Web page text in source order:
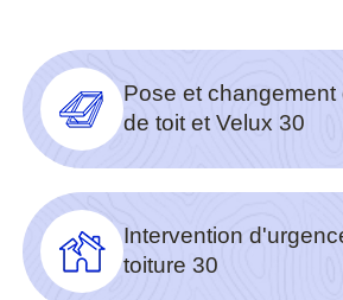
Pose et changement
de toit et Velux 30
Intervention
toiture 30